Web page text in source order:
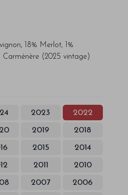
18% Merlot, 1%
Carménère (2025 vintage)
2023 2022
2019 2018
2015 2014
2011 2010
2007 2006